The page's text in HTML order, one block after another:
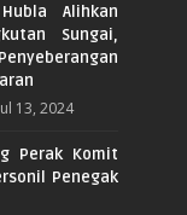
Alihkan
Sungai,
13, 2024
Perak Komit
Penegak